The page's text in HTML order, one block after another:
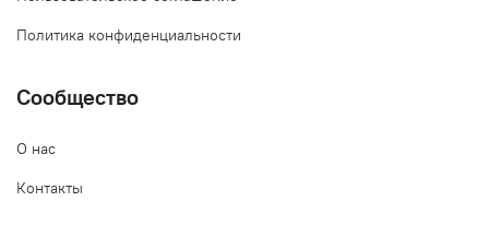
Политика конфиденциальности
Сообщество
О нас
Контакты